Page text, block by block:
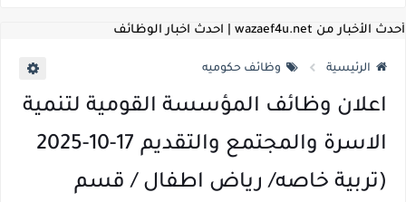
اعلان وظائف الهيئة القومية لسلامة الغذاء " لشغل وظيفة مفتش أغذية " لخريجي علوم / زراعة / طب بيطري "... الشروط والاوراق المطلوبة وكيفية التقديم
أحدث الأخبار من wazaef4u.net | احدث اخبار الوظائف
الرئيسية وظائف حكوميه
اعلان وظائف المؤسسة القومية لتنمية
الاسرة والمجتمع والتقديم 17-10-2025
(تربية خاصه/ رياض اطفال / قسم